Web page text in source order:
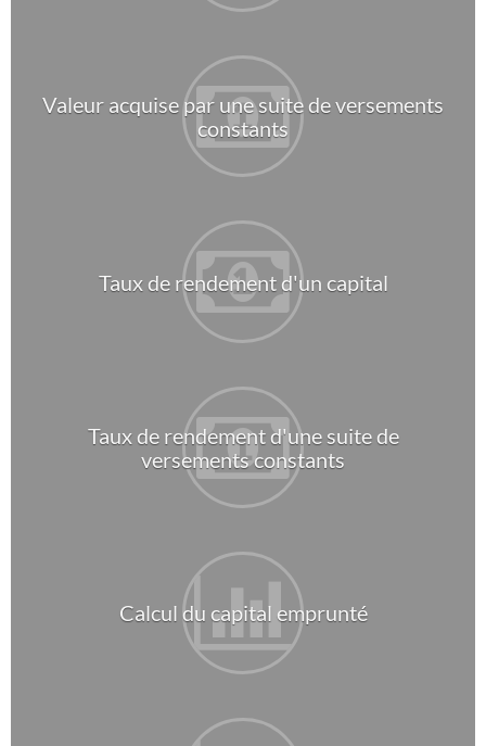
Valeur acquise par une suite de versements
constants
Taux de rendement d'un capital
Taux de rendement d'une suite de
versements constants
Calcul du capital emprunté